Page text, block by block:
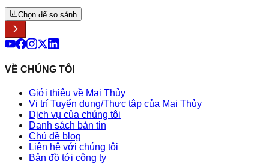
Chọn để so sánh
VỀ CHÚNG TÔI
Giới thiệu về Mai Thủy
Vị trí Tuyển dụng/Thực tập của Mai Thủy
Dịch vụ của chúng tôi
Danh sách bản tin
Chủ đề blog
Liên hệ với chúng tôi
Bản đồ tới công ty